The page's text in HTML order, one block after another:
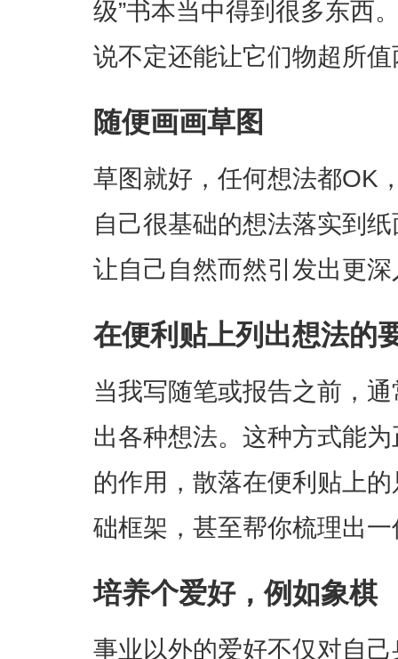
级”书本当中得到很多东西
说不定还能让它们物超所
随便画画草图
草图就好，任何想法都OK
自己很基础的想法落实到
让自己自然而然引发出更
在便利贴上列出想法的
当我写随笔或报告之前，
出各种想法。这种方式能
的作用，散落在便利贴上
础框架，甚至帮你梳理出
培养个爱好，例如象棋
事业以外的爱好不仅对自